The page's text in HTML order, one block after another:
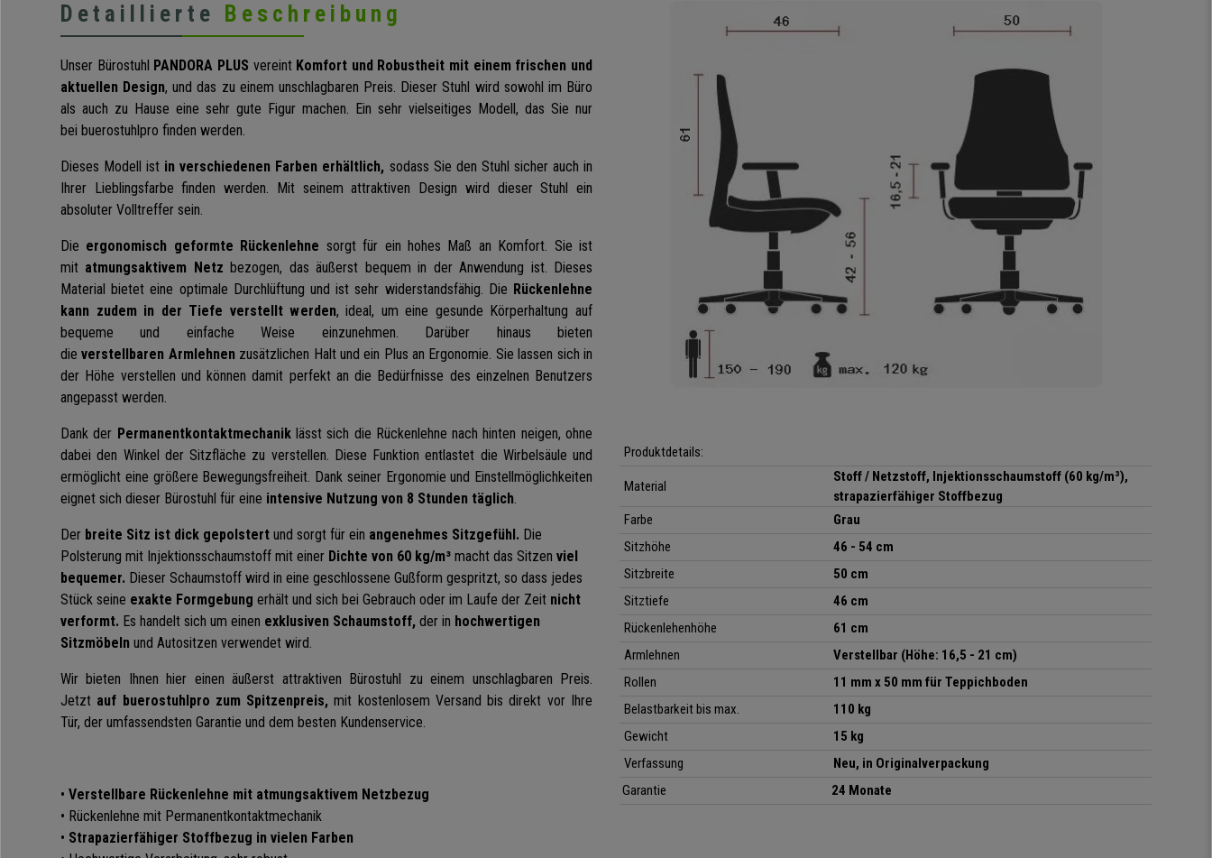
Detaillierte Beschreibung
Unser Bürostuhl PANDORA PLUS vereint Komfort und Robustheit mit einem frischen und
aktuellen Design, und das zu einem unschlagbaren Preis. Dieser Stuhl wird sowohl im Büro
als auch zu Hause eine sehr gute Figur machen. Ein sehr vielseitiges Modell, das Sie nur
bei buerostuhlpro finden werden.
Dieses Modell ist in verschiedenen Farben erhältlich, sodass Sie den Stuhl sicher auch in
Ihrer Lieblingsfarbe finden werden. Mit seinem attraktiven Design wird dieser Stuhl ein
absoluter Volltreffer sein.
Die ergonomisch geformte Rückenlehne sorgt für ein hohes Maß an Komfort. Sie ist
mit atmungsaktivem Netz bezogen, das äußerst bequem in der Anwendung ist. Dieses
Material bietet eine optimale Durchlüftung und ist sehr widerstandsfähig. Die Rückenlehne
kann zudem in der Tiefe verstellt werden, ideal, um eine gesunde Körperhaltung auf
bequeme und einfache Weise einzunehmen. Darüber hinaus bieten
dieverstellbaren Armlehnenzusätzlichen Halt und ein Plus an Ergonomie. Sie lassen sich in
der Höhe verstellen und können damit perfekt an die Bedürfnisse des einzelnen Benutzers
angepasst werden.
Dank der Permanentkontaktmechaniklässt sich die Rückenlehne nach hinten neigen, ohne
dabei den Winkel der Sitzfläche zu verstellen. Diese Funktion entlastet die Wirbelsäule und
ermöglicht eine größere Bewegungsfreiheit. Dank seiner Ergonomie und Einstellmöglichkeiten
eignet sich dieser Bürostuhl für eine intensive Nutzung von 8 Stunden täglich.
Der breite Sitz ist dick gepolstert und sorgt für ein angenehmes Sitzgefühl. Die
Polsterung mit Injektionsschaumstoff mit einer Dichte von 60 kg/m³ macht das Sitzen viel
bequemer. Dieser Schaumstoff wird in eine geschlossene Gußform gespritzt, so dass jedes
Stück seine exakte Formgebung erhält und sich bei Gebrauch oder im Laufe der Zeit nicht
verformt. Es handelt sich um einen exklusiven Schaumstoff, der in hochwertigen
Sitzmöbeln und Autositzen verwendet wird.
Wir bieten Ihnen hier einen äußerst attraktiven Bürostuhl zu einem unschlagbaren Preis.
Jetzt auf buerostuhlpro zum Spitzenpreis, mit kostenlosem Versand bis direkt vor Ihre
Tür, der umfassendsten Garantie und dem besten Kundenservice.
• Verstellbare Rückenlehne mit atmungsaktivem Netzbezug
• Rückenlehne mit Permanentkontaktmechanik
• Strapazierfähiger Stoffbezug in vielen Farben
Produktdetails:
Material
Stoff / Netzstoff, Injektionsschaumstoff (60 kg/m³),
strapazierfähiger Stoffbezug
Farbe
Grau
Sitzhöhe
46 - 54 cm
Sitzbreite
50 cm
Sitztiefe
46 cm
Rückenlehenhöhe
61 cm
Armlehnen
Verstellbar (Höhe: 16,5 - 21 cm)
Rollen
11 mm x 50 mm für Teppichboden
Belastbarkeit bis max.
110 kg
Gewicht
15 kg
Verfassung
Neu, in Originalverpackung
Garantie
24 Monate